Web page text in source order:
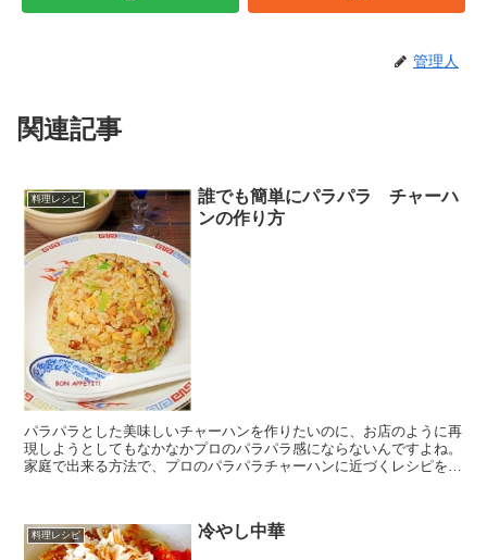
管理人
関連記事
料理レシピ
誰でも簡単にパラパラ チャーハ
ンの作り方
パラパラとした美味しいチャーハンを作りたいのに、お店のように再
現しようとしてもなかなかプロのパラパラ感にならないんですよね。
家庭で出来る方法で、プロのパラパラチャーハンに近づくレシピをご
料理レシピ 冷やし中華